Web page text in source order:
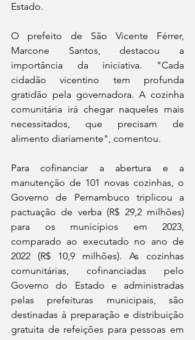
Estado.
O prefeito de São Vicente Férrer,
Marcone Santos, destacou a
importância da iniciativa. "Cada
cidadão vicentino tem profunda
gratidão pela governadora. A cozinha
comunitária irá chegar naqueles mais
necessitados, que precisam de
alimento diariamente", comentou.
Para cofinanciar a abertura e a
manutenção de 101 novas cozinhas, o
Governo de Pernambuco triplicou a
pactuação de verba (R$ 29,2 milhões)
para os municípios em 2023,
comparado ao executado no ano de
2022 (R$ 10,9 milhões). As cozinhas
comunitárias, cofinanciadas pelo
Governo do Estado e administradas
pelas prefeituras municipais, são
destinadas à preparação e distribuição
gratuita de refeições para pessoas em